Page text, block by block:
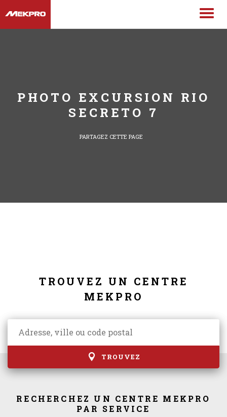
PHOTO EXCURSION RIO
SECRETO 7
PARTAGEZ CETTE PAGE
TROUVEZ UN CENTRE
MEKPRO
TROUVEZ
RECHERCHEZ UN CENTRE MEKPRO
PAR SERVICE